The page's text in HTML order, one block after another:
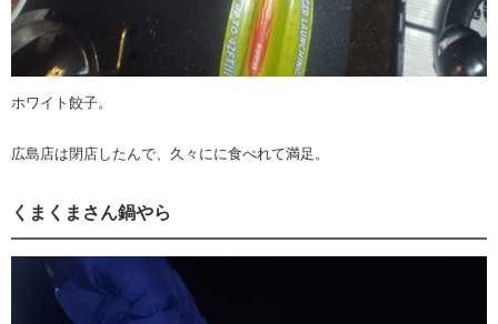
ホワイト餃子。
広島店は閉店したんで、久々にに食べれて満足。
くまくまさん鍋やら